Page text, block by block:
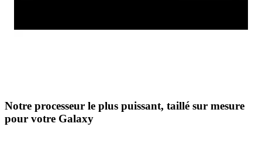
Notre processeur le plus puissant, taillé sur mesure
pour votre Galaxy